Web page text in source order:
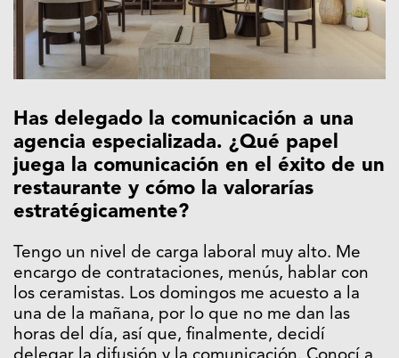
Has delegado la comunicación a una
agencia especializada. ¿Qué papel
juega la comunicación en el éxito de un
restaurante y cómo la valorarías
estratégicamente?
Tengo un nivel de carga laboral muy alto. Me
encargo de contrataciones, menús, hablar con
los ceramistas. Los domingos me acuesto a la
una de la mañana, por lo que no me dan las
horas del día, así que, finalmente, decidí